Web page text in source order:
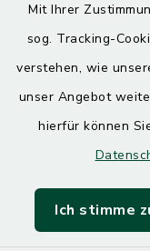
Mit Ihrer
sog. Tracking-
verstehen, wie
unser Angebot
hierfür können
Ich stimme
Donnerstag
7.30 – 12.00 Uhr
13.00 – 17.30
Quicklinks
SoNNe e. V.